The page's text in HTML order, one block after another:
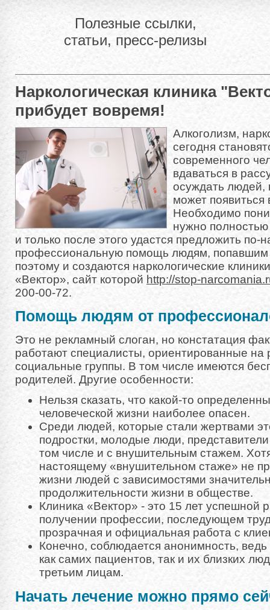
Полезные ссылки,
статьи, пресс-релизы
Наркологическая клиника
прибудет вовремя!
Алкоголизм,
сегодня
современного
вдаваться в
осуждать людей,
может появиться
Необходимо
нужно полностью
и только после этого удастся предложить по-
профессиональную помощь людям, попавшим
поэтому и создаются наркологические
«Вектор», сайт которой http://stop-
200-00-72.
Помощь людям от
Это не рекламный слоган, но констатация
работают специалисты, ориентированные на
социальные группы. В том числе имеются
родителей. Другие особенности:
Нельзя сказать, что какой-то
человеческой жизни наиболее опасен.
Среди людей, которые стали жертвами
подростки, молодые люди,
том числе и с внушительным стажем.
настоящему «внушительном стаже» не
жизни людей с зависимостями
продолжительности жизни в обществе.
Клиника «Вектор» - это 15 лет успешной
получении профессии, последующем
прозрачная и официальная работа с
Конечно, соблюдается анонимность,
как самих пациентов, так и их близких
третьим лицам.
Начать лечение можно прямо